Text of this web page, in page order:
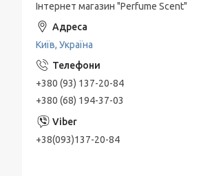
Інтернет магазин "Perfume Scent"
Київ, Україна
+380 (93) 137-20-84
+380 (68) 194-37-03
+38(093)137-20-84